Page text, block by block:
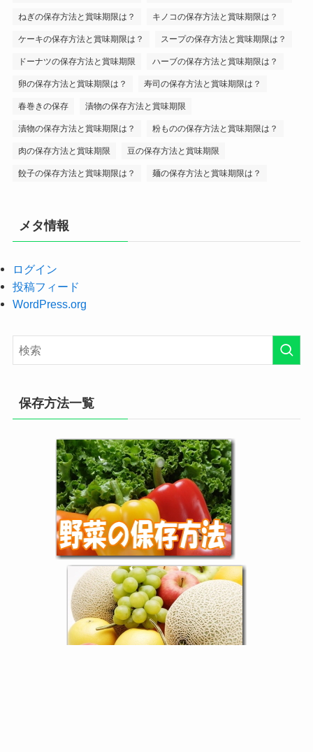
ねぎの保存方法と賞味期限は？ キノコの保存方法と賞味期限は？
ケーキの保存方法と賞味期限は？ スープの保存方法と賞味期限は？
ドーナツの保存方法と賞味期限 ハーブの保存方法と賞味期限は？
卵の保存方法と賞味期限は？ 寿司の保存方法と賞味期限は？
春巻きの保存 漬物の保存方法と賞味期限
漬物の保存方法と賞味期限は？ 粉ものの保存方法と賞味期限は？
肉の保存方法と賞味期限 豆の保存方法と賞味期限
餃子の保存方法と賞味期限は？ 麺の保存方法と賞味期限は？
メタ情報
ログイン
投稿フィード
WordPress.org
保存方法一覧